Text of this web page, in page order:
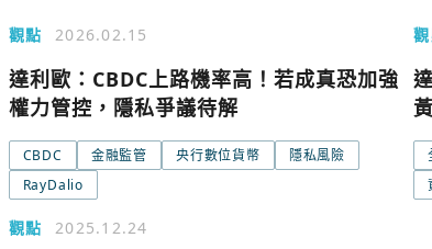
觀點 2026.02.15
達利歐：CBDC上路機率高！若成真恐加強
權力管控，隱私爭議待解
CBDC 金融監管 央行數位貨幣
隱私風險
RayDalio
觀點 2025.12.24
使用
您已閒置5分鐘，請點擊關閉按鈕或空白